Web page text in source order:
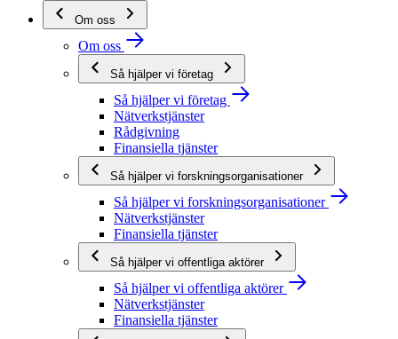
Om oss
Om oss
Så hjälper vi företag
Så hjälper vi företag
Nätverkstjänster
Rådgivning
Finansiella tjänster
Så hjälper vi forskningsorganisationer
Så hjälper vi forskningsorganisationer
Nätverkstjänster
Finansiella tjänster
Så hjälper vi offentliga aktörer
Så hjälper vi offentliga aktörer
Nätverkstjänster
Finansiella tjänster